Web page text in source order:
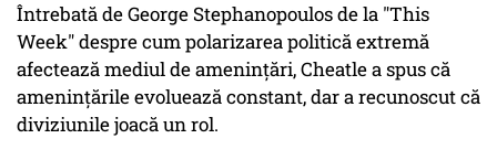
Întrebată de George Stephanopoulos de la "This
Week" despre cum polarizarea politică extremă
afectează mediul de amenințări, Cheatle a spus că
amenințările evoluează constant, dar a recunoscut că
diviziunile joacă un rol.